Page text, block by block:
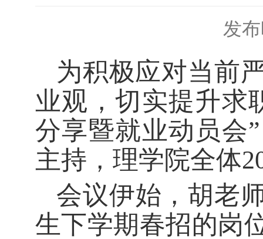
发
为积极应对当前
业观，切实提升求
分享暨就业动员会
主持，理学院全体
会议伊始，胡老
生下学期春招的岗